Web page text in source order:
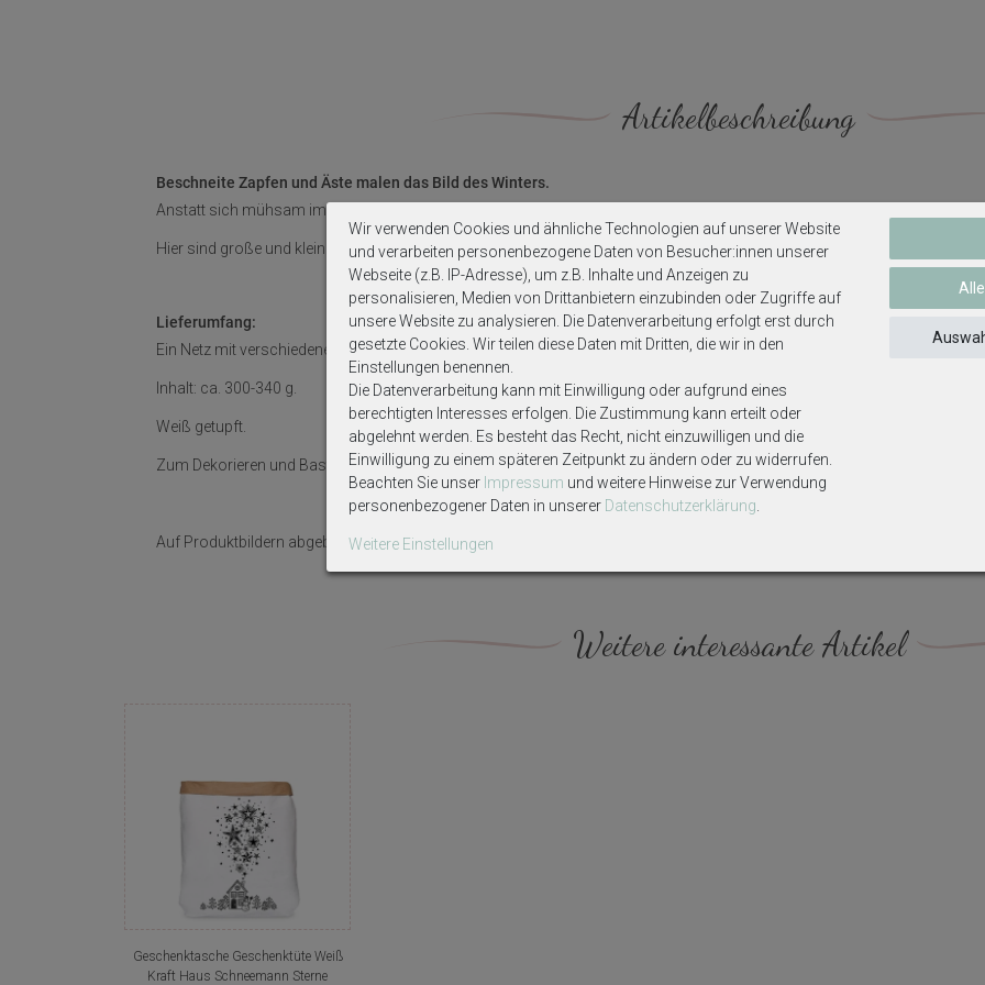
Artikelbeschreibung
Beschneite Zapfen und Äste malen das Bild des Winters.
Anstatt sich mühsam im Wald mit eiskalten Händen welche zu sammeln, können Sie gern auf unsere Streudeko zurück
Hier sind große und kleine Zapfen, Zweige und andere Kleinigkeiten schon zusammen gestellt.
Lieferumfang:
Ein Netz mit verschiedenen Zapfen, Naturmaterialien und Sternen.
Inhalt: ca. 300-340 g.
Weiß getupft.
Zum Dekorieren und Basteln.
Auf Produktbildern abgebildetes Zubehör sowie Dekoartikel gehören nicht zum Lieferumfang, sofern diese nicht
Weitere interessante Artikel
Geschenktasche Geschenktüte Weiß
Kraft Haus Schneemann Sterne
Wir verwenden Cookies und ähnliche Technologien auf unserer Website
und verarbeiten personenbezogene Daten von Besucher:innen unserer
Webseite (z.B. IP-Adresse), um z.B. Inhalte und Anzeigen zu
personalisieren, Medien von Drittanbietern einzubinden oder Zugriffe auf
unsere Website zu analysieren. Die Datenverarbeitung erfolgt erst durch
gesetzte Cookies. Wir teilen diese Daten mit Dritten, die wir in den
Einstellungen benennen.
Die Datenverarbeitung kann mit Einwilligung oder aufgrund eines
berechtigten Interesses erfolgen. Die Zustimmung kann erteilt oder
abgelehnt werden. Es besteht das Recht, nicht einzuwilligen und die
Einwilligung zu einem späteren Zeitpunkt zu ändern oder zu widerrufen.
Beachten Sie unser Impressum und weitere Hinweise zur Verwendung
personenbezogener Daten in unserer Daten­schutz­erklärung
Weitere Einstellungen